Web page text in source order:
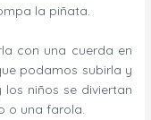
la piñata.
con una cuerda en
podamos subirla y
niños se diviertan
o una farola.